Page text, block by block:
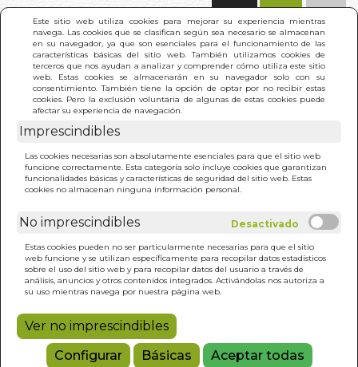
Este sitio web utiliza cookies para mejorar su experiencia mientras
navega. Las cookies que se clasifican según sea necesario se almacenan
en su navegador, ya que son esenciales para el funcionamiento de las
características básicas del sitio web. También utilizamos cookies de
terceros que nos ayudan a analizar y comprender cómo utiliza este sitio
web. Estas cookies se almacenarán en su navegador solo con su
consentimiento. También tiene la opción de optar por no recibir estas
cookies. Pero la exclusión voluntaria de algunas de estas cookies puede
afectar su experiencia de navegación.
Imprescindibles
Las cookies necesarias son absolutamente esenciales para que el sitio web
funcione correctamente. Esta categoría solo incluye cookies que garantizan
funcionalidades básicas y características de seguridad del sitio web. Estas
cookies no almacenan ninguna información personal.
No imprescindibles
Estas cookies pueden no ser particularmente necesarias para que el sitio
web funcione y se utilizan específicamente para recopilar datos estadísticos
sobre el uso del sitio web y para recopilar datos del usuario a través de
análisis, anuncios y otros contenidos integrados. Activándolas nos autoriza a
su uso mientras navega por nuestra página web.
Ver no imprescindibles
Configurar
Básicas Aceptar todas
INICIO >